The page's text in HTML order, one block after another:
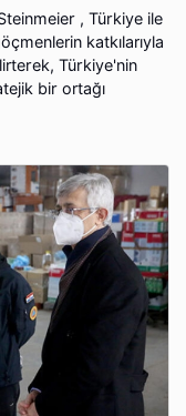
, Türkiye ile
katkılarıyla
Türkiye'nin
bir ortağı